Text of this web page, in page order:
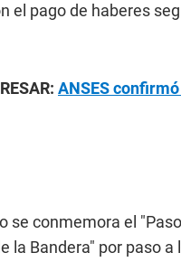
el pago de haberes
ANSES
se conmemora el
la Bandera" por paso